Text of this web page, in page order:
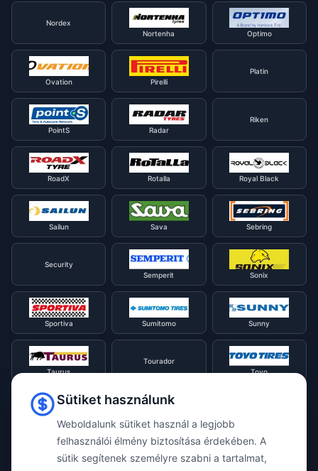
Nordex
Nortenha
Optimo
Ovation Pirelli
Platin
PointS Radar
Riken
RoadX Rotalla Royal Black
Sailun Sava Sebring
Security
Semperit
Sonix
Sportiva Sumitomo Sunny
Taurus
Tourador
Toyo
Tracmax
Triangle
Viking Voyager
Sütiket használunk
Weboldalunk sütiket használ a legjobb
felhasználói élmény biztosítása érdekében. A
sütik segítenek személyre szabni a tartalmat,